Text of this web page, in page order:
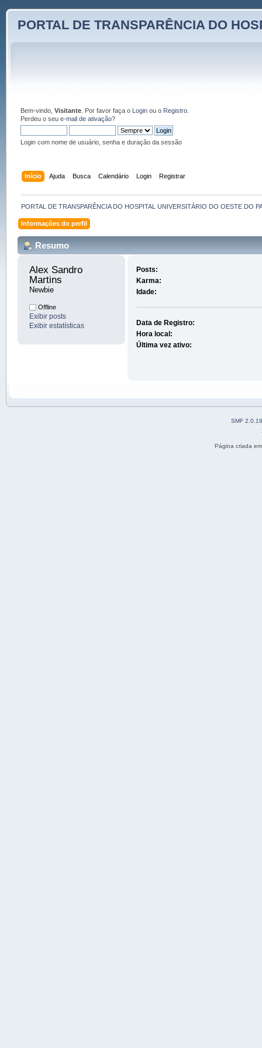
PORTAL DE TRANSPARÊNCIA DO
Bem-vindo, Visitante. Por favor faça o Loginou o Registro.
Perdeu o seu e-mail de ativação?
Login com nome de usuário, senha e duração da sessão
Início Ajuda Busca Calendário Login Registrar
PORTAL DE TRANSPARÊNCIA DO HOSPITAL UNIVERSITÁRIO DO OESTE DO
Informações do perfil
Resumo
Alex Sandro
Martins
Newbie
Offline
Exibir posts
Exibir estatísticas
Posts:
Karma:
Idade:
Data de Registro:
Hora local:
Última vez ativo:
SMF 2.0.19
Página criada